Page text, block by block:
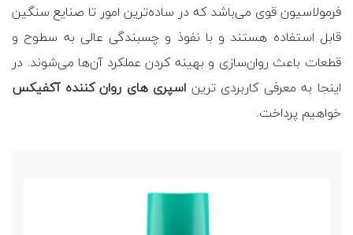
فرمولاسیون قوی می‌باشد که در ساده‌ترین امور تا صنایع سنگین
قابل استفاده هستند و با نفوذ و چسبندگی عالی به سطوح و
قطعات باعث روان‌سازی و بهینه کردن عملکرد آن‌ها می‌شوند. در
اینجا به معرفی کاربردی ترین اسپری های روان کننده آکفیکس
خواهیم پرداخت.